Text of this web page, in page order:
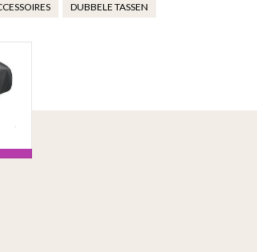
DUBBELE TASSEN